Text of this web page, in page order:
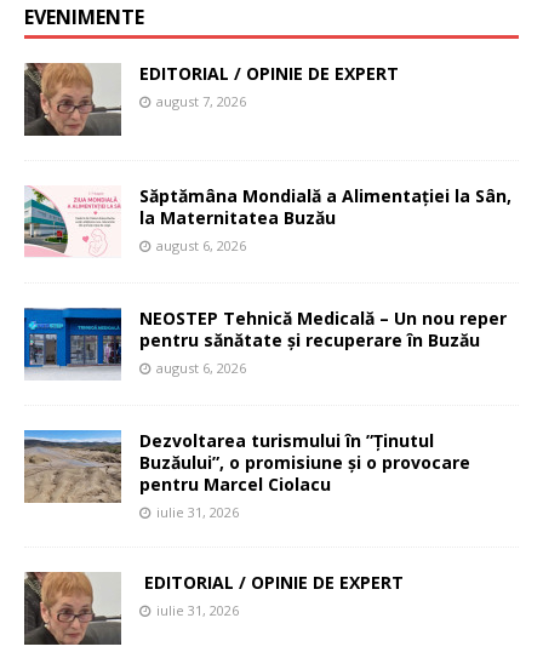
EVENIMENTE
EDITORIAL / OPINIE DE EXPERT
august 7, 2026
Săptămâna Mondială a Alimentației la Sân,
la Maternitatea Buzău
august 6, 2026
NEOSTEP Tehnică Medicală – Un nou reper
pentru sănătate și recuperare în Buzău
august 6, 2026
Dezvoltarea turismului în ”Ținutul
Buzăului”, o promisiune și o provocare
pentru Marcel Ciolacu
iulie 31, 2026
EDITORIAL / OPINIE DE EXPERT
iulie 31, 2026